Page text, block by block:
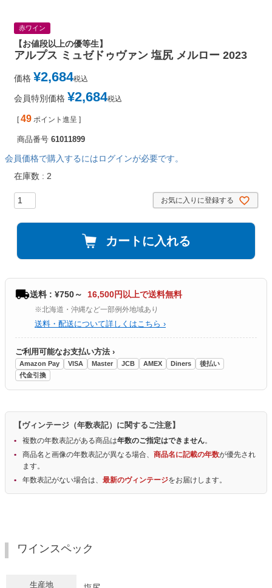
赤ワイン
【お値段以上の優等生】
アルプス ミュゼドゥヴァン 塩尻 メルロー 2023
価格 ¥2,684税込
会員特別価格 ¥2,684税込
[ 49 ポイント進呈 ]
商品番号 61011899
会員価格で購入するにはログインが必要です。
在庫数
2
お気に入りに登録する
カートに入れる
送料 : ¥750～ 16,500円以上で送料無料
※北海道・沖縄など一部例外地域あり
送料・配送について詳しくはこちら ›
ご利用可能なお支払い方法 ›
Amazon Pay VISA Master JCB AMEX Diners
後払い
代金引換
【ヴィンテージ（年数表記）に関するご注意】
複数の年数表記がある商品は年数のご指定はできません。
商品名と画像の年数表記が異なる場合、 商品名に記載の年数が優先され
ます。
年数表記がない場合は、 最新のヴィンテージをお届けします。
ワインスペック
生産地